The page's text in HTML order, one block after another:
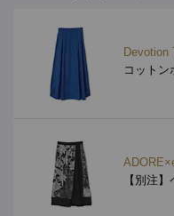
Devotion
コットン
【別注